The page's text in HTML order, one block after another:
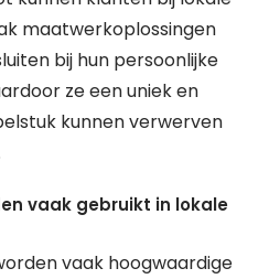
maatwerkoplossingen
bij hun persoonlijke
ze een uniek en
kunnen verwerven
vaak gebruikt in lokale
vaak hoogwaardige